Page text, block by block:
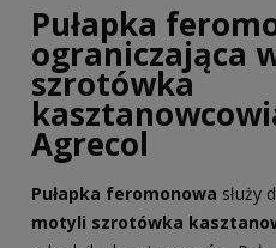
Pułapka
ograniczająca
szrotówka
Agrecol
Pułapka feromonowa służy
motyli szrotówka